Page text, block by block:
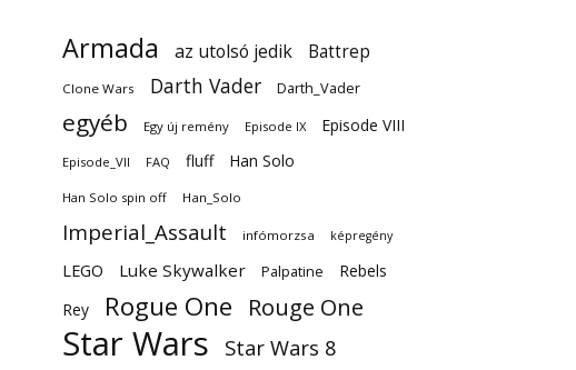
Armada az utolsó jedik Battrep
Clone Wars Darth Vader Darth_Vader
egyéb Egy új remény Episode IX Episode VIII
Episode_VII FAQ fluff Han Solo
Han Solo spin off Han_Solo
Imperial_Assault infómorzsa képregény
LEGO Luke Skywalker Palpatine
Rebels
Rey
Rogue One Rouge One
Star Wars Star Wars 8